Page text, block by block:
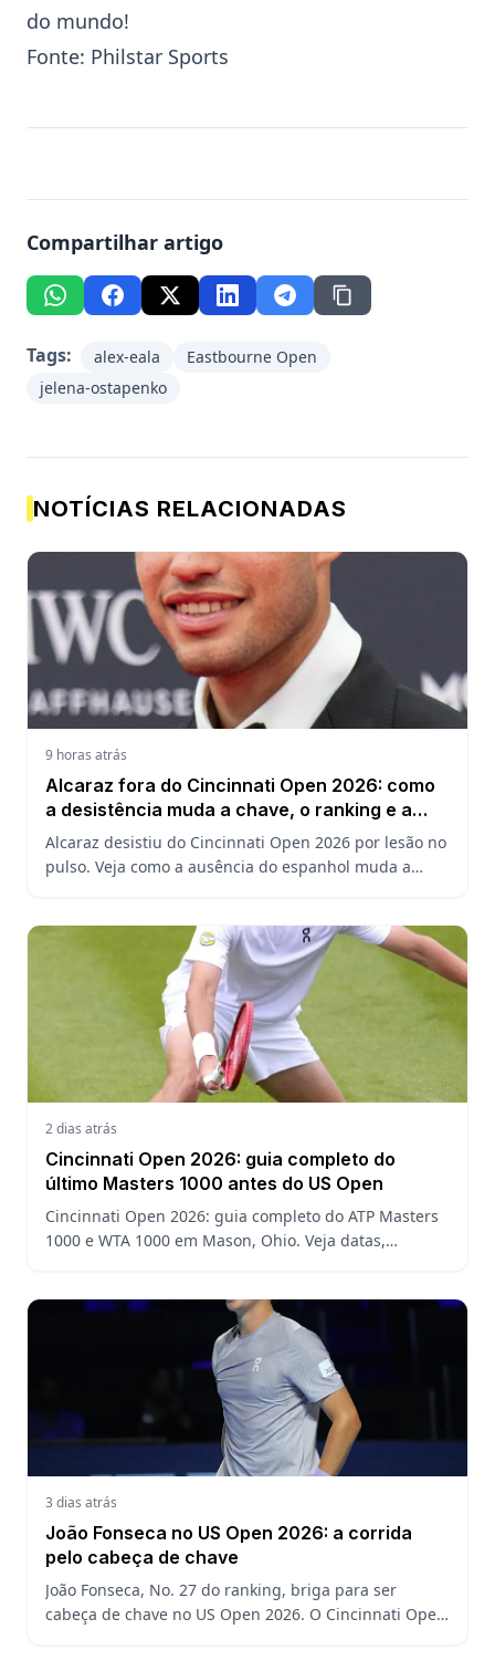
do mundo!
Fonte: Philstar Sports
Compartilhar artigo
Tags: alex-eala
Eastbourne Open
jelena-ostapenko
NOTÍCIAS RELACIONADAS
9 horas atrás
Alcaraz fora do Cincinnati Open 2026: como
a desistência muda a chave, o ranking e a
defesa do US Open
Alcaraz desistiu do Cincinnati Open 2026 por lesão no
pulso. Veja como a ausência do espanhol muda a
2 dias atrás
Cincinnati Open 2026: guia completo do
último Masters 1000 antes do US Open
Cincinnati Open 2026: guia completo do ATP Masters
1000 e WTA 1000 em Mason, Ohio. Veja datas,
3 dias atrás
João Fonseca no US Open 2026: a corrida
pelo cabeça de chave
João Fonseca, No. 27 do ranking, briga para ser
cabeça de chave no US Open 2026. O Cincinnati Open